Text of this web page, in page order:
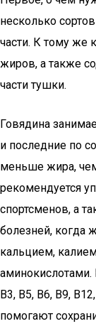
несколько
части. К тому же
жиров, а также
части тушки.
Говядина
и последние по
меньше жира,
рекомендуется
спортсменов, а
болезней, когда
кальцием,
аминокислотами.
В3, В5, В6, В9,
помогают